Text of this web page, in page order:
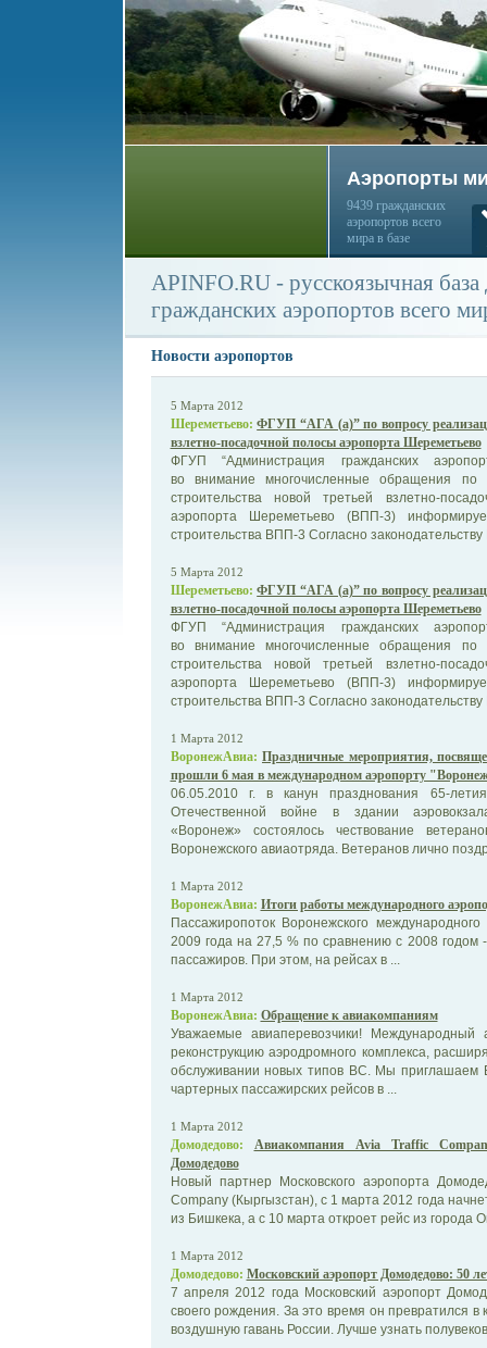
Аэропорты
9439 гражданских
аэропортов всего
мира в базе
APINFO.RU - русскоязычная
гражданских аэропортов всего
Новости аэропортов
5 Марта 2012
Шереметьево: ФГУП “АГА (а)” по вопросу
взлетно-посадочной полосы аэропорта Шереметьево
ФГУП “Администрация гражданских
во внимание многочисленные обращения по
строительства новой третьей взлетно-
аэропорта Шереметьево (ВПП-3)
строительства ВПП-3 Согласно
5 Марта 2012
Шереметьево: ФГУП “АГА (а)” по вопросу
взлетно-посадочной полосы аэропорта Шереметьево
ФГУП “Администрация гражданских
во внимание многочисленные обращения по
строительства новой третьей взлетно-
аэропорта Шереметьево (ВПП-3)
строительства ВПП-3 Согласно
1 Марта 2012
ВоронежАвиа: Праздничные мероприятия,
прошли 6 мая в международном аэропорту
06.05.2010 г. в канун празднования 65-
Отечественной войне в здании
«Воронеж» состоялось чествование
Воронежского авиаотряда. Ветеранов лично
1 Марта 2012
ВоронежАвиа: Итоги работы международного
Пассажиропоток Воронежского
2009 года на 27,5 % по сравнению с 2008 годом
пассажиров. При этом, на рейсах в ...
1 Марта 2012
ВоронежАвиа: Обращение к авиакомпаниям
Уважаемые авиаперевозчики! Международный
реконструкцию аэродромного комплекса,
обслуживании новых типов ВС. Мы приглашаем
чартерных пассажирских рейсов в ...
1 Марта 2012
Домодедово:
Авиакомпания Avia Traffic
Домодедово
Новый партнер Московского аэропорта
Company (Кыргызстан), с 1 марта 2012 года
из Бишкека, а с 10 марта откроет рейс из города
1 Марта 2012
Домодедово: Московский аэропорт Домодедово: 50
7 апреля 2012 года Московский аэропорт
своего рождения. За это время он превратился
воздушную гавань России. Лучше узнать